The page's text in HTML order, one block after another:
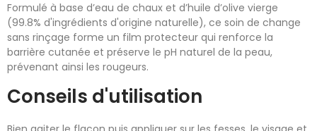
Formulé à base d’eau de chaux et d’huile d’olive vierge
(99.8% d'ingrédients d'origine naturelle), ce soin de change
sans rinçage forme un film protecteur qui renforce la
barrière cutanée et préserve le pH naturel de la peau,
prévenant ainsi les rougeurs.
Conseils d'utilisation